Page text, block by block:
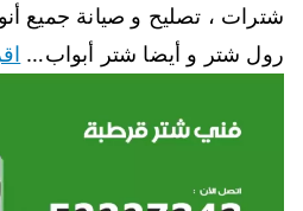
شترات ، تصليح و صيانة جميع
رول شتر و أيضا شتر أبواب…